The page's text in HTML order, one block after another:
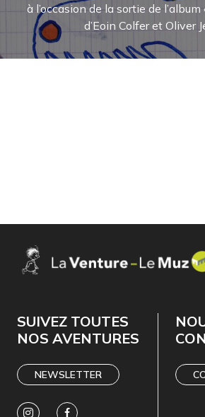
à l’occasion de la sortie de
d’Eoin Colfer et Oliver
SUIVEZ TOUTES
NOS AVENTURES
NEWSLETTER